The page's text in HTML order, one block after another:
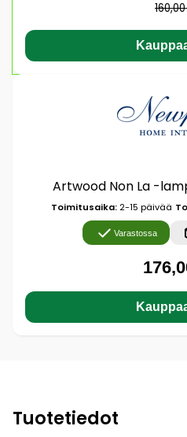
Artwood Non La -
Toimitusaika:2-15 päivää
Varastossa
Tuotetiedot